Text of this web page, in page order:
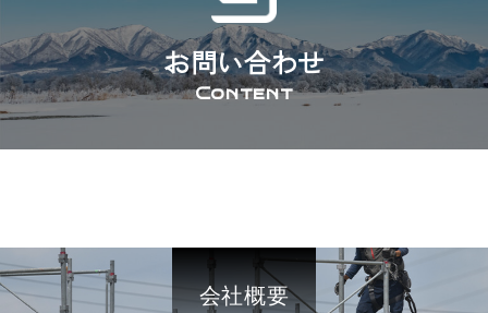
お問い合わせ
会社概要